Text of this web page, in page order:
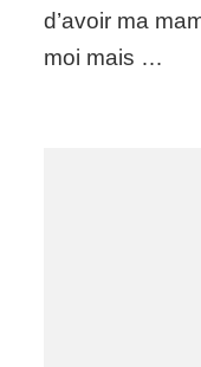
d’avoir ma
moi mais …